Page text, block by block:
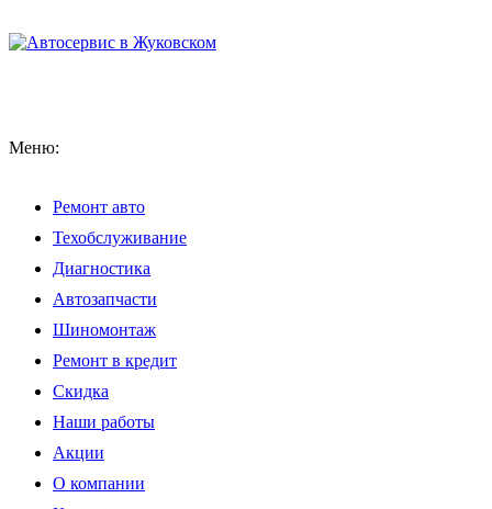
Меню:
Ремонт авто
Техобслуживание
Диагностика
Автозапчасти
Шиномонтаж
Ремонт в кредит
Скидка
Наши работы
Акции
О компании